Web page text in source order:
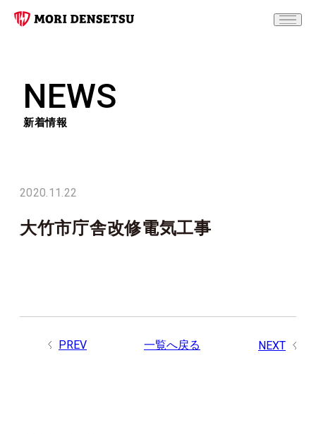
NEWS
新着情報
2020.11.22
大竹市庁舎改修電気工事
PREV 一覧へ戻る NEXT